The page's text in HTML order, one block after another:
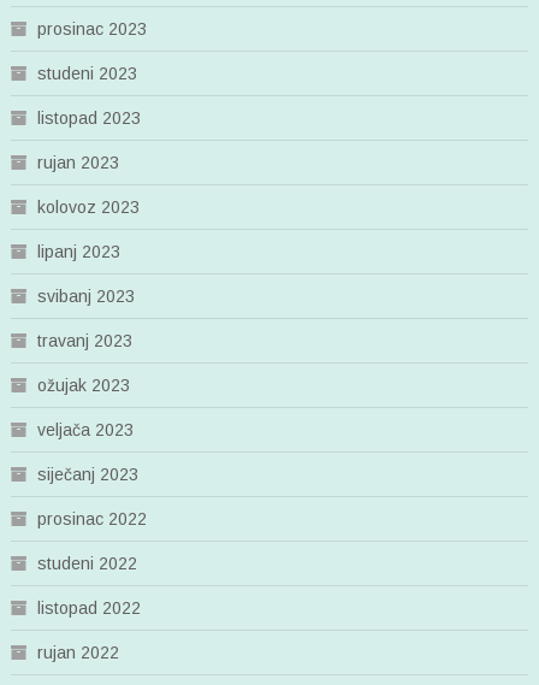
prosinac 2023
studeni 2023
listopad 2023
rujan 2023
kolovoz 2023
lipanj 2023
svibanj 2023
travanj 2023
ožujak 2023
veljača 2023
siječanj 2023
prosinac 2022
studeni 2022
listopad 2022
rujan 2022